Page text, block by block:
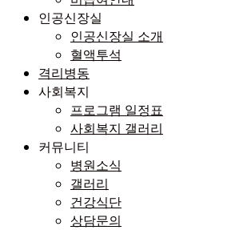
인공신장실
인공신장실 소개
혈액투석
격리병동
사회복지
프로그램 일정표
사회복지 갤러리
커뮤니티
병원소식
갤러리
건강식단
상담문의